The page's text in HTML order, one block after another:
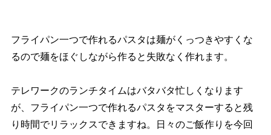
フライパン一つで作れるパスタは麺がくっつきやすくな
るので麺をほぐしながら作ると失敗なく作れます。
テレワークのランチタイムはバタバタ忙しくなります
が、フライパン一つで作れるパスタをマスターすると残
り時間でリラックスできますね。日々のご飯作りを今回